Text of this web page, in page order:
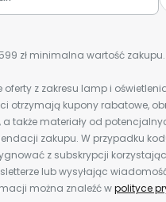
zł minimalna wartość zakupu.
oferty z zakresu lamp i
otrzymają kupony rabatowe,
także materiały od
zakupu. W przypadku
z subskrypcji
lub wysyłając
można znaleźć wpolityce